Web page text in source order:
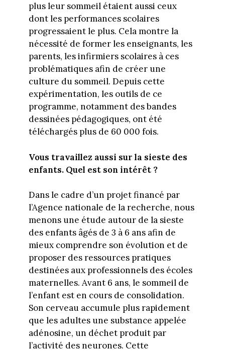
plus leur sommeil étaient aussi ceux
dont les performances scolaires
progressaient le plus. Cela montre la
nécessité de former les enseignants, les
parents, les infirmiers scolaires à ces
problématiques afin de créer une
culture du sommeil. Depuis cette
expérimentation, les outils de ce
programme, notamment des bandes
dessinées pédagogiques, ont été
téléchargés plus de 60 000 fois.
Vous travaillez aussi sur la sieste des
enfants. Quel est son intérêt ?
Dans le cadre d’un projet financé par
l’Agence nationale de la recherche, nous
menons une étude autour de la sieste
des enfants âgés de 3 à 6 ans afin de
mieux comprendre son évolution et de
proposer des ressources pratiques
destinées aux professionnels des écoles
maternelles. Avant 6 ans, le sommeil de
l’enfant est en cours de consolidation.
Son cerveau accumule plus rapidement
que les adultes une substance appelée
adénosine, un déchet produit par
l’activité des neurones. Cette